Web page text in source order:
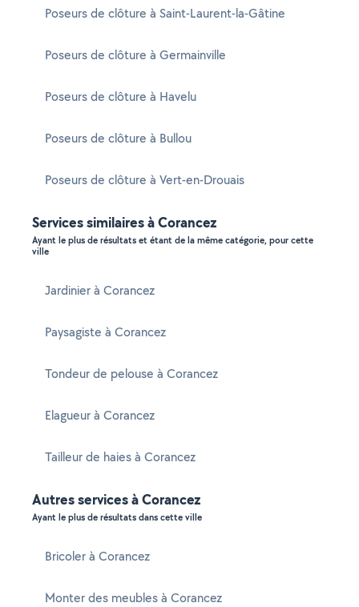
Poseurs de clôture à Saint-Laurent-la-Gâtine
Poseurs de clôture à Germainville
Poseurs de clôture à Havelu
Poseurs de clôture à Bullou
Poseurs de clôture à Vert-en-Drouais
Services similaires à Corancez
Ayant le plus de résultats et étant de la même catégorie, pour cette
ville
Jardinier à Corancez
Paysagiste à Corancez
Tondeur de pelouse à Corancez
Elagueur à Corancez
Tailleur de haies à Corancez
Autres services à Corancez
Ayant le plus de résultats dans cette ville
Bricoler à Corancez
Monter des meubles à Corancez